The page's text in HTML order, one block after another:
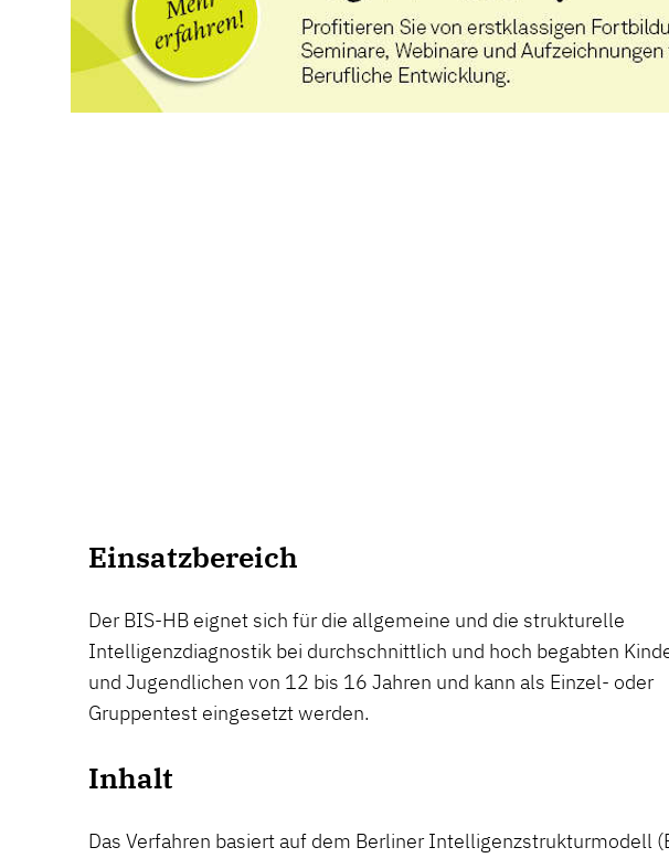
Einsatzbereich
Der BIS-HB eignet sich für die allgemeine und die strukturelle
Intelligenzdiagnostik bei durchschnittlich und hoch begabten
und Jugendlichen von 12 bis 16 Jahren und kann als Einzel- oder
Gruppentest eingesetzt werden.
Inhalt
Das Verfahren basiert auf dem Berliner Intelligenzstrukturmodell